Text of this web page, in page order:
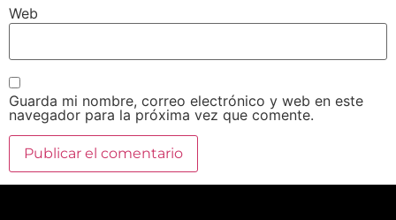
Web
Guarda mi nombre, correo electrónico y web en este
navegador para la próxima vez que comente.